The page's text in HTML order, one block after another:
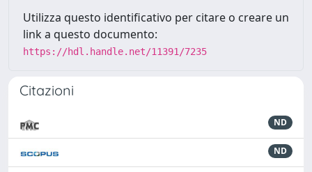
Utilizza questo identificativo per citare o creare un
link a questo documento:
https://hdl.handle.net/11391/7235
Citazioni
ND
ND